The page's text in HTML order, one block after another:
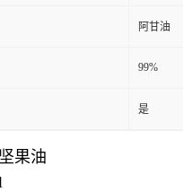
阿甘油
99%
是
果油